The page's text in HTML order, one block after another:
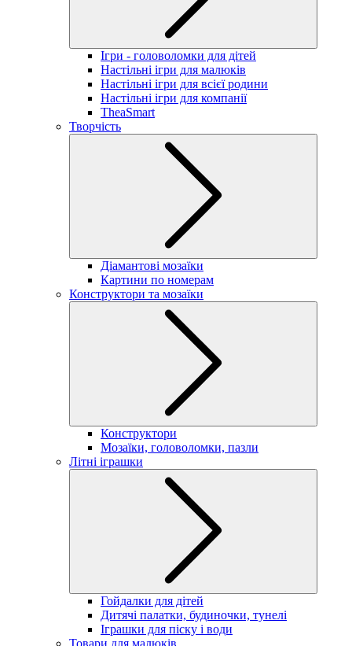
Ігри - головоломки для дітей
Настільні ігри для малюків
Настільні ігри для всієї родини
Настільні ігри для компанії
TheaSmart
Творчість
Діамантові мозаїки
Картини по номерам
Конструктори та мозаїки
Конструктори
Мозаїки, головоломки, пазли
Літні іграшки
Гойдалки для дітей
Дитячі палатки, будиночки, тунелі
Іграшки для піску і води
Товари для малюків